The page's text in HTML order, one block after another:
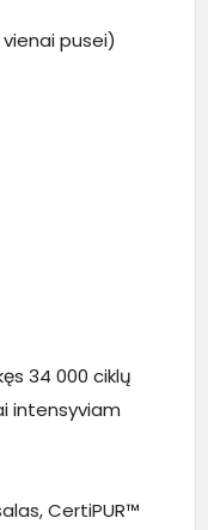
pusei)
34 000 ciklų
intensyviam
CertiPUR™